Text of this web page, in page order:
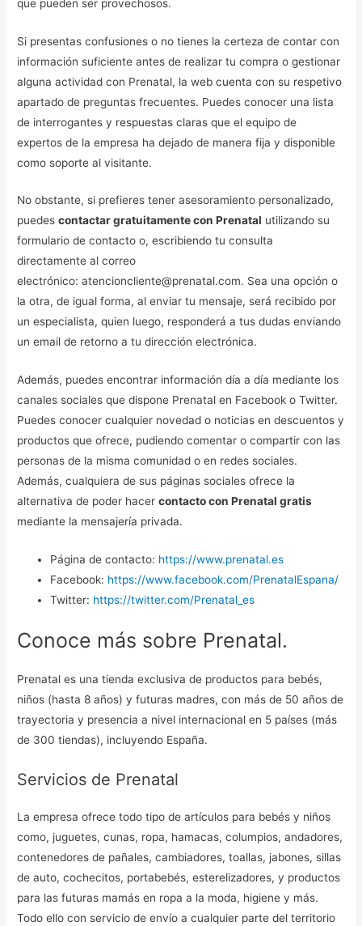
que pueden ser provechosos.
Si presentas confusiones o no tienes la certeza de contar con
información suficiente antes de realizar tu compra o gestionar
alguna actividad con Prenatal, la web cuenta con su respetivo
apartado de preguntas frecuentes. Puedes conocer una lista
de interrogantes y respuestas claras que el equipo de
expertos de la empresa ha dejado de manera fija y disponible
como soporte al visitante.
No obstante, si prefieres tener asesoramiento personalizado,
puedescontactar gratuitamente con Prenatal utilizando su
formulario de contacto o, escribiendo tu consulta
directamente al correo
electrónico: atencioncliente@prenatal.com. Sea una opción o
la otra, de igual forma, al enviar tu mensaje, será recibido por
un especialista, quien luego, responderá a tus dudas enviando
un email de retorno a tu dirección electrónica.
Además, puedes encontrar información día a día mediante los
canales sociales que dispone Prenatal en Facebook o Twitter.
Puedes conocer cualquier novedad o noticias en descuentos y
productos que ofrece, pudiendo comentar o compartir con las
personas de la misma comunidad o en redes sociales.
Además, cualquiera de sus páginas sociales ofrece la
alternativa de poder hacercontacto con Prenatal gratis
mediante la mensajería privada.
Página de contacto: https://www.prenatal.es
Facebook: https://www.facebook.com/PrenatalEspana/
Twitter: https://twitter.com/Prenatal_es
Conoce más sobre Prenatal.
Prenatal es una tienda exclusiva de productos para bebés,
niños (hasta 8 años) y futuras madres, con más de 50 años de
trayectoria y presencia a nivel internacional en 5 países (más
de 300 tiendas), incluyendo España.
Servicios de Prenatal
La empresa ofrece todo tipo de artículos para bebés y niños
como, juguetes, cunas, ropa, hamacas, columpios, andadores,
contenedores de pañales, cambiadores, toallas, jabones, sillas
de auto, cochecitos, portabebés, esterelizadores, y productos
para las futuras mamás en ropa a la moda, higiene y más.
Todo ello con servicio de envío a cualquier parte del territorio